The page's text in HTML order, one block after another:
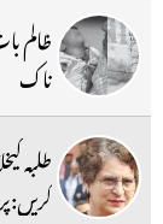
ظالم
ناک
طلبہ